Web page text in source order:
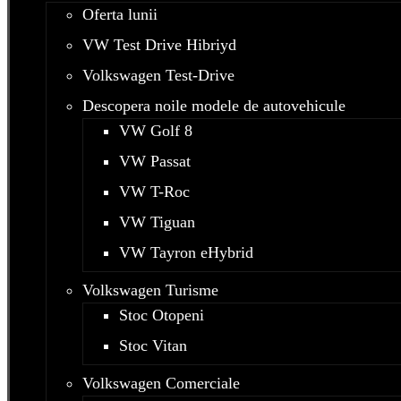
Oferta lunii
VW Test Drive Hibriyd
Volkswagen Test-Drive
Descopera noile modele de autovehicule
VW Golf 8
VW Passat
VW T-Roc
VW Tiguan
VW Tayron eHybrid
Volkswagen Turisme
Stoc Otopeni
Stoc Vitan
Volkswagen Comerciale